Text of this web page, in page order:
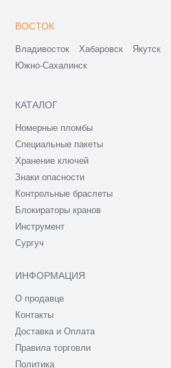
ВОСТОК
Владивосток Хабаровск Якутск
Южно-Сахалинск
КАТАЛОГ
Номерные пломбы
Специальные пакеты
Хранение ключей
Знаки опасности
Контрольные браслеты
Блокираторы кранов
Инструмент
Сургуч
ИНФОРМАЦИЯ
О продавце
Контакты
Доставка и Оплата
Правила торговли
Политика